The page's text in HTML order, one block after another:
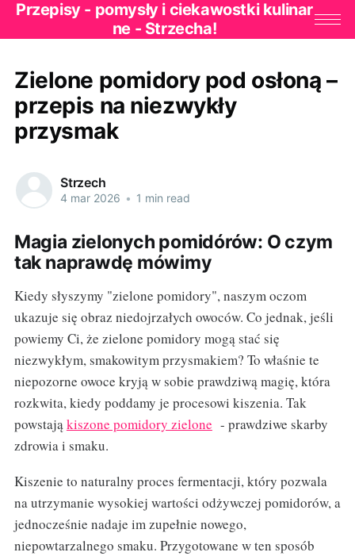
Przepisy - pomysły i ciekawostki kulinar
ne - Strzecha!
Zielone pomidory pod osłoną –
przepis na niezwykły
przysmak
Strzech
4 mar 2026 • 1 min read
Magia zielonych pomidórów: O czym
tak naprawdę mówimy
Kiedy słyszymy "zielone pomidory", naszym oczom
ukazuje się obraz niedojrzałych owoców. Co jednak, jeśli
powiemy Ci, że zielone pomidory mogą stać się
niezwykłym, smakowitym przysmakiem? To właśnie te
niepozorne owoce kryją w sobie prawdziwą magię, która
rozkwita, kiedy poddamy je procesowi kiszenia. Tak
powstająkiszone pomidory zielone - prawdziwe skarby
zdrowia i smaku.
Kiszenie to naturalny proces fermentacji, który pozwala
na utrzymanie wysokiej wartości odżywczej pomidorów, a
jednocześnie nadaje im zupełnie nowego,
niepowtarzalnego smaku. Przygotowane w ten sposób